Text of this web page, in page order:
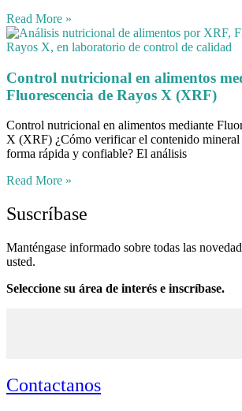
Read More »
Control nutricional en alimentos
Fluorescencia de Rayos X (XRF)
Control nutricional en alimentos mediante
X (XRF) ¿Cómo verificar el contenido mineral
forma rápida y confiable? El análisis
Read More »
Suscríbase
Manténgase informado sobre todas las
usted.
Seleccione su área de interés e inscríbase.
Contactanos